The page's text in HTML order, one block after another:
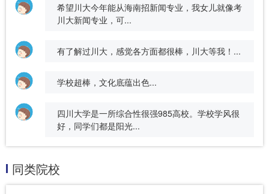
希望川大今年能从海南招新闻专业，我女儿就像考
川大新闻专业，可...
有了解过川大，感觉各方面都很棒，川大等我！...
学校超棒，文化底蕴出色...
四川大学是一所综合性很强985高校。学校学风很
好，同学们都是阳光...
同类院校